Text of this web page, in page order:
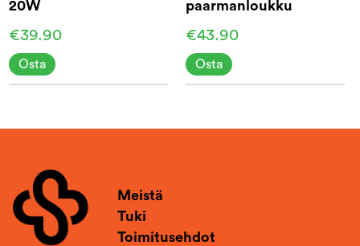
20W
€39.90
Osta
paarmanloukku
€43.90
Osta
Meistä
Tuki
Toimitusehdot